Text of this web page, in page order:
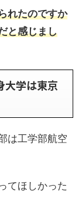
れたのですか
と感じまし
大学は東京
は工学部航空
てほしかった